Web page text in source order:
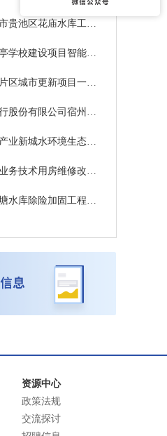
安徽省池州市贵池区花庙水库工程环境和水土保持监理服务项目
肥东县翠微亭学校建设项目智能化工程答疑2
池州老池口片区城市更新项目一期B2场景设计
中国农业银行股份有限公司宿州分行砀山关帝庙支行网点重建及装饰装修工程项目公开招标公告
安徽省合庐产业新城水环境生态修复工程项目4标段-合庐产业新城排涝水系项目监理招标文件补疑2
锦绣派出所业务技术用房维修改造项目施工中标候选人变更公示
潜山市黄鹤塘水库除险加固工程中标候选人公示（评定分离）
资源中心
政策法规
交流探讨